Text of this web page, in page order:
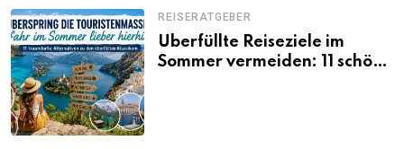
REISERATGEBER
Überfüllte Reiseziele im
Sommer vermeiden: 11 schöne